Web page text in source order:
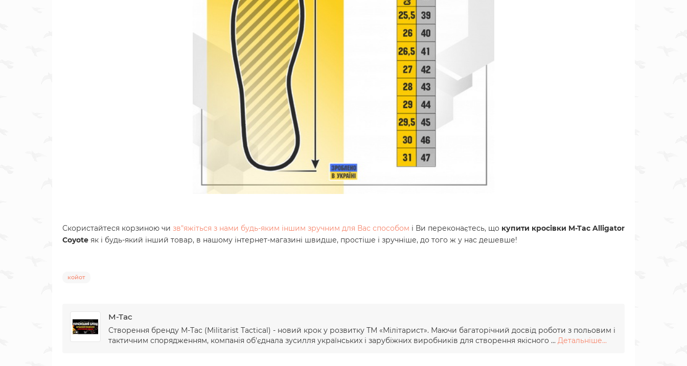
Скористайтеся корзиною чи зв"яжіться з нами будь-яким іншим зручним для Вас способом і Ви переконаєтесь, що купити кросівки M-Tac Alligator
Coyote як і будь-який інший товар, в нашому інтернет-магазині швидше, простіше і зручніше, до того ж у нас дешевше!
койот
M-Tac
Створення бренду М-Тас (Militarist Тactical) - новий крок у розвитку ТМ «Мілітарист». Маючи багаторічний досвід роботи з польовим і
тактичним спорядженням, компанія об'єднала зусилля українських і зарубіжних виробників для створення якісного ... Детальніше...